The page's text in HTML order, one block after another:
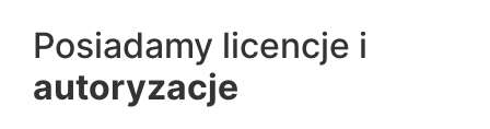
Posiadamy licencje i
autoryzacje